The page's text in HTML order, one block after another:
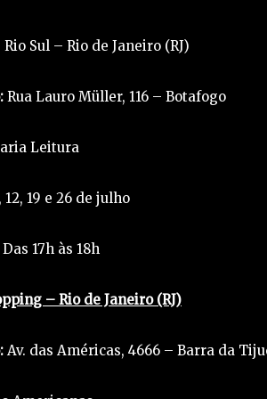
Sul – Rio de Janeiro (RJ)
Rua Lauro Müller, 116 – Botafogo
Leitura
12, 19 e 26 de julho
Das 17h às 18h
– Rio de Janeiro (RJ)
Av. das Américas, 4666 – Barra da